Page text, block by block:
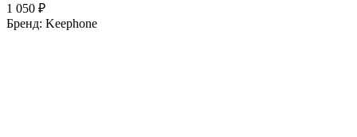
1 050 ₽
Бренд: Keephone